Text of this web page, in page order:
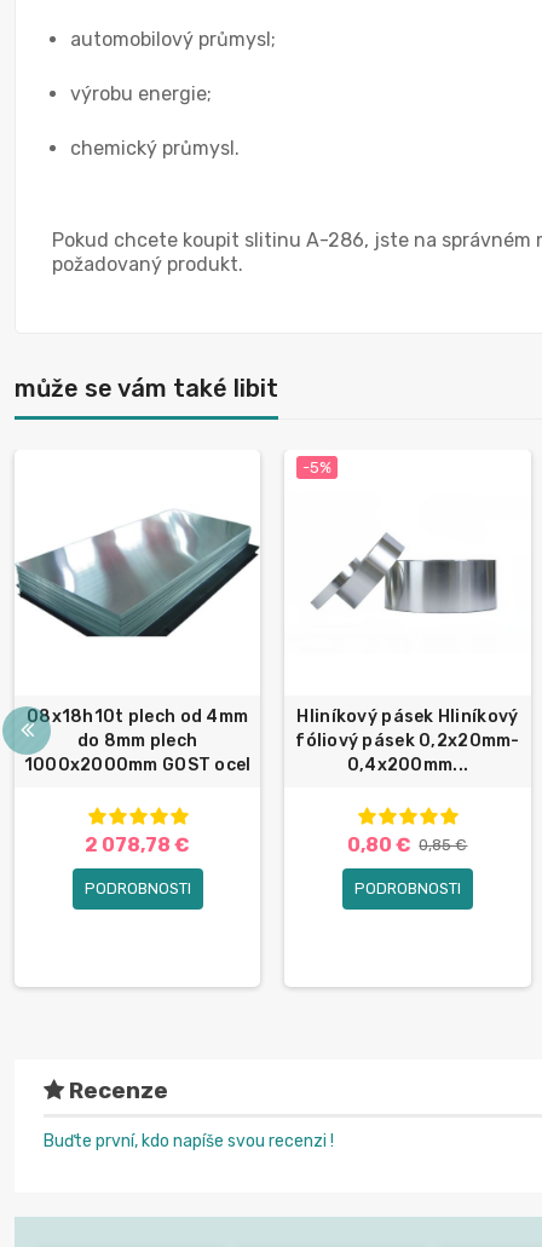
automobilový průmysl;
výrobu energie;
chemický průmysl.
Pokud chcete koupit slitinu A-286, jste na správném
požadovaný produkt.
může se vám také libit
08x18h10t plech od 4mm
do 8mm plech
1000x2000mm GOST ocel
2 078,78 €
PODROBNOSTI
-5%
Hliníkový pásek Hliníkový
fóliový pásek 0,2x20mm-
0,4x200mm...
0,80 € 0,85 €
PODROBNOSTI
Recenze
Buďte první, kdo napíše svou recenzi !